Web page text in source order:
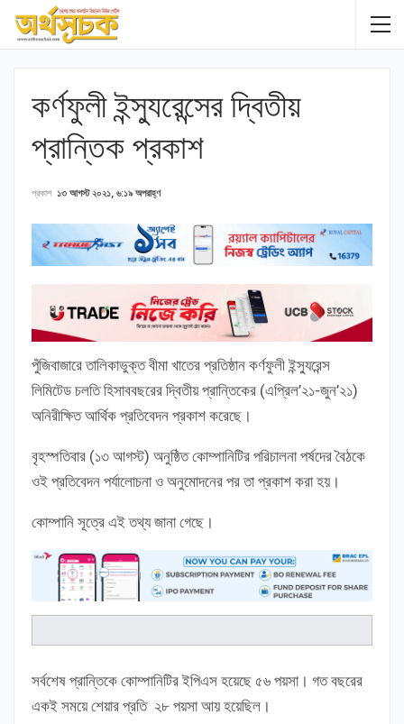
কর্ণফুলী ইন্স্যুরেন্সের দ্বিতীয়
প্রান্তিক প্রকাশ
প্রকাশ ১৩ আগস্ট ২০২১, ৬:১৯ অপরাহ্ণ
পুঁজিবাজারে তালিকাভুক্ত বীমা খাতের প্রতিষ্ঠান কর্ণফুলী ইন্স্যুরেন্স
লিমিটেড চলতি হিসাববছরের দ্বিতীয় প্রান্তিকের (এপ্রিল’২১-জুন’২১)
অনিরীক্ষিত আর্থিক প্রতিবেদন প্রকাশ করেছে।
বৃহস্পতিবার (১৩ আগস্ট) অনুষ্ঠিত কোম্পানিটির পরিচালনা পর্ষদের বৈঠকে
ওই প্রতিবেদন পর্যালোচনা ও অনুমোদনের পর তা প্রকাশ করা হয়।
কোম্পানি সূত্রে এই তথ্য জানা গেছে।
সর্বশেষ প্রান্তিকে কোম্পানিটির ইপিএস হয়েছে ৫৬ পয়সা। গত বছরের
একই সময়ে শেয়ার প্রতি ২৮ পয়সা আয় হয়েছিল।